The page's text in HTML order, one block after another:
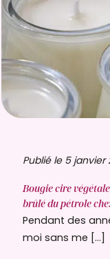
Publié le 5 janvier
Bougie cire
brûlé du pétrole
Pendant des
moi sans me […]